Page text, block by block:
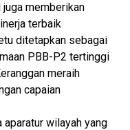
memberikan
terbaik
ditetapkan sebagai
PBB-P2 tertinggi
meraih
capaian
aparatur wilayah yang